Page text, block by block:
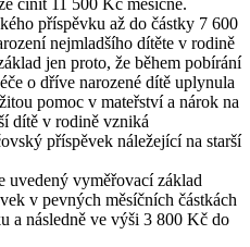
příspěvku až do částky 7 600
nejmladšího dítěte v rodině
jen proto, že během pobírání
o dříve narozené dítě uplynula
pomoc v mateřství a nárok na
dítě v rodině vzniká
příspěvek náležející na starší
uvedený vyměřovací základ
v pevných měsíčních částkách
a následně ve výši 3 800 Kč do